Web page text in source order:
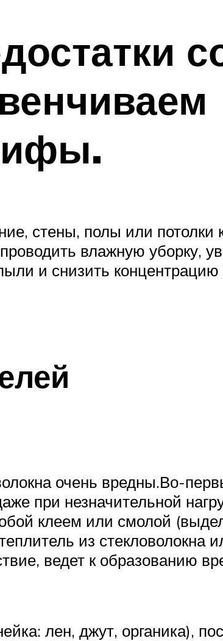
стены, полы или потолки
влажную уборку,
и снизить концентрацию
очень вредны.Во-
при незначительной
клеем или смолой
из стекловолокна
ведет к образованию
лен, джут, органика),